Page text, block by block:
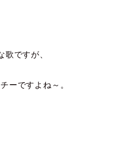
歌ですが、
ーですよね～。